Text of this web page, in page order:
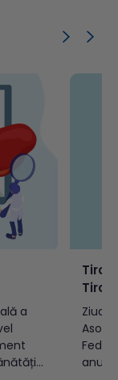
a
Ziua
anul